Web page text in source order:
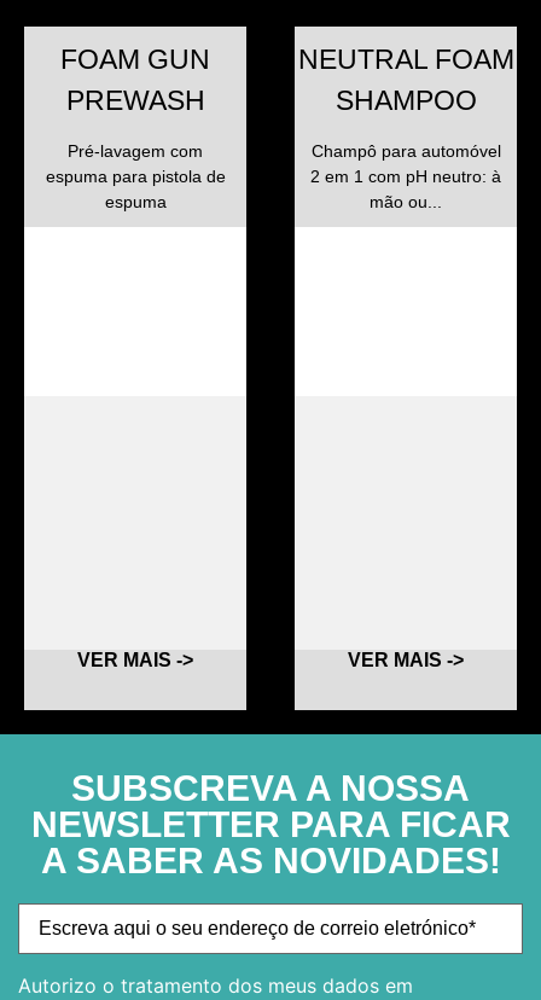
FOAM GUN
PREWASH
Pré-lavagem com
espuma para pistola de
espuma
VER MAIS ->
NEUTRAL FOAM
SHAMPOO
Champô para automóvel
2 em 1 com pH neutro: à
mão ou...
VER MAIS ->
SUBSCREVA A NOSSA
NEWSLETTER PARA FICAR
A SABER AS NOVIDADES!
Autorizo o tratamento dos meus dados em